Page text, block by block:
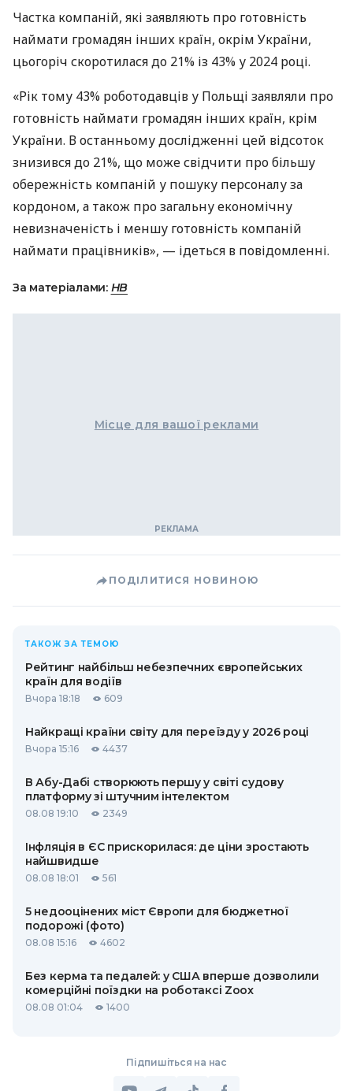
Частка компаній, які заявляють про готовність
наймати громадян інших країн, окрім України,
цьогоріч скоротилася до 21% із 43% у 2024 році.
«Рік тому 43% роботодавців у Польщі заявляли про
готовність наймати громадян інших країн, крім
України. В останньому дослідженні цей відсоток
знизився до 21%, що може свідчити про більшу
обережність компаній у пошуку персоналу за
кордоном, а також про загальну економічну
невизначеність і меншу готовність компаній
наймати працівників», — ідеться в повідомленні.
За матеріалами: НВ
Місце для вашої реклами
ПОДІЛИТИСЯ НОВИНОЮ
ТАКОЖ ЗА ТЕМОЮ
Рейтинг найбільш небезпечних європейських
країн для водіїв
Вчора 18:18 609
Найкращі країни світу для переїзду у 2026 році
Вчора 15:16 4437
В Абу-Дабі створюють першу у світі судову
платформу зі штучним інтелектом
08.08 19:10 2349
Інфляція в ЄС прискорилася: де ціни зростають
найшвидше
08.08 18:01 561
5 недооцінених міст Європи для бюджетної
подорожі (фото)
08.08 15:16 4602
Без керма та педалей: у США вперше дозволили
комерційні поїздки на роботаксі Zoox
08.08 01:04 1400
Підпишіться на нас